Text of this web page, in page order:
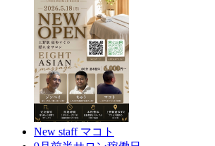
New staff マコト